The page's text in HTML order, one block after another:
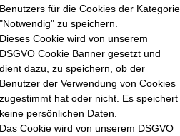
Benutzers für die Cookies der Kategorie
"Notwendig" zu speichern.
Dieses Cookie wird von unserem
DSGVO Cookie Banner gesetzt und
dient dazu, zu speichern, ob der
Benutzer der Verwendung von Cookies
zugestimmt hat oder nicht. Es speichert
keine persönlichen Daten.
Das Cookie wird von unserem DSGVO